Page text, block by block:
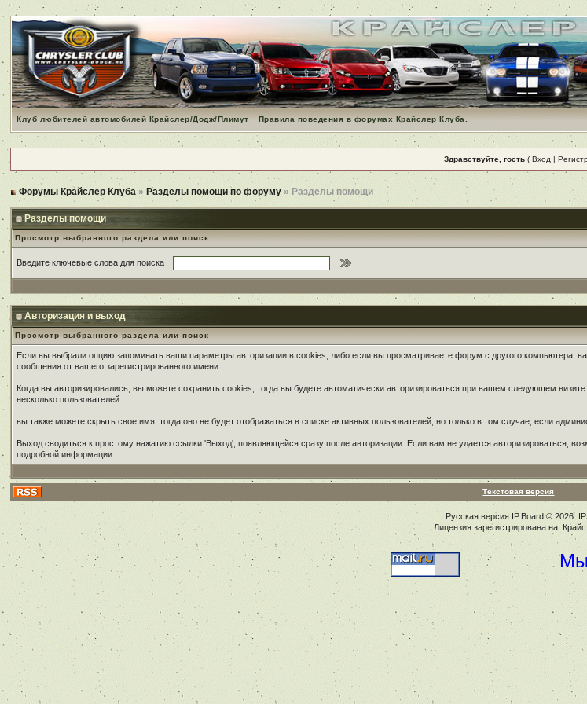
Клуб любителей автомобилей Крайслер/Додж/Плимут Правила поведения в форумах Крайслер Клуба.
Здравствуйте, гость (Вход |
Форумы Крайслер Клуба »Разделы помощи по форуму » Разделы помощи
Разделы помощи
Просмотр выбранного раздела или поиск
Введите ключевые слова для поиска
Авторизация и выход
Просмотр выбранного раздела или поиск
Если вы выбрали опцию запоминать ваши параметры авторизации в cookies, либо если вы просматриваете форум с другого
сообщения от вашего зарегистрированного имени.
Когда вы авторизировались, вы можете сохранить cookies, тогда вы будете автоматически авторизироваться при вашем следующем
несколько пользователей.
вы также можете скрыть свое имя, тогда оно не будет отображаться в списке активных пользователей, но только в том случае, если
Выход сводиться к простому нажатию ссылки 'Выход', появляющейся сразу после авторизации. Если вам не удается авторизироваться,
подробной информации.
Текстовая версия
Русская версия IP.Board© 2026
Лицензия зарегистрирована на:
Мы